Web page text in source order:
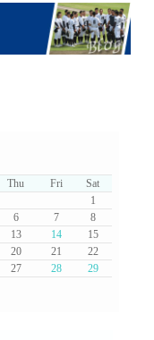
Thu Fri
Sat
1
6 7
8
13 14
15
20 21
22
27 28
29